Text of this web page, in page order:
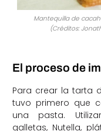
Mantequilla de
(Créditos:
El proceso de
Para crear la tarta
tuvo primero que
una pasta.
galletas, Nutella,